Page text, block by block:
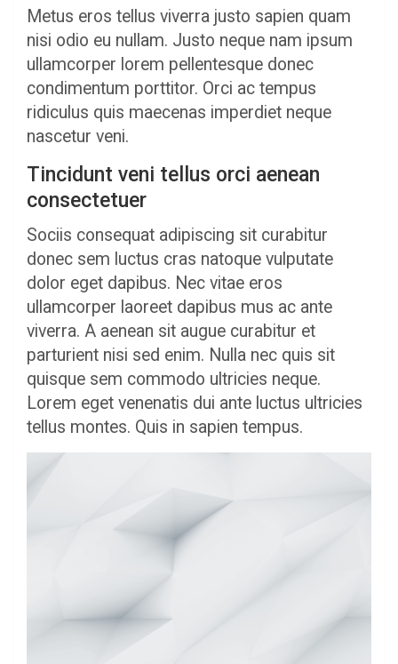
Metus eros tellus viverra justo sapien quam
nisi odio eu nullam. Justo neque nam ipsum
ullamcorper lorem pellentesque donec
condimentum porttitor. Orci ac tempus
ridiculus quis maecenas imperdiet neque
nascetur veni.
Tincidunt veni tellus orci aenean
consectetuer
Sociis consequat adipiscing sit curabitur
donec sem luctus cras natoque vulputate
dolor eget dapibus. Nec vitae eros
ullamcorper laoreet dapibus mus ac ante
viverra. A aenean sit augue curabitur et
parturient nisi sed enim. Nulla nec quis sit
quisque sem commodo ultricies neque.
Lorem eget venenatis dui ante luctus ultricies
tellus montes. Quis in sapien tempus.